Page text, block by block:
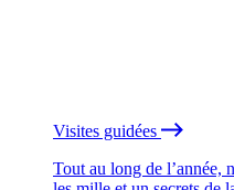
Visites guidées
Tout au long de l’année,